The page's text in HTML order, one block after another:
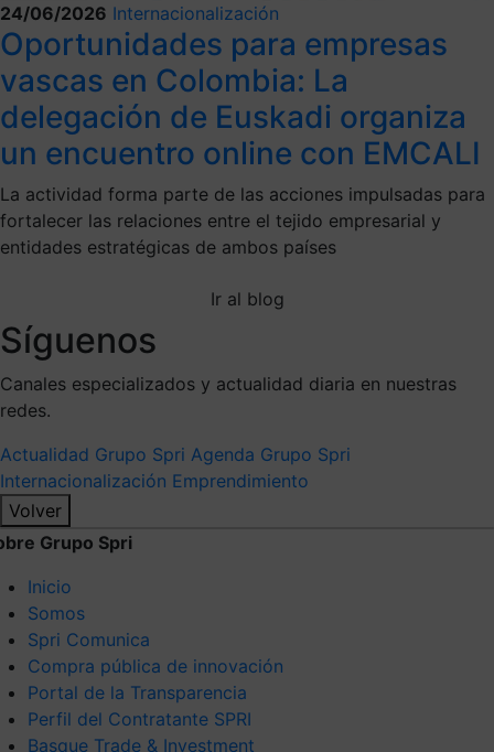
24/06/2026 Internacionalización
Oportunidades para empresas
vascas en Colombia: La
delegación de Euskadi organiza
un encuentro online con EMCALI
La actividad forma parte de las acciones impulsadas para
fortalecer las relaciones entre el tejido empresarial y
entidades estratégicas de ambos países
Ir al blog
Síguenos
Canales especializados y actualidad diaria en nuestras
redes.
Actualidad Grupo Spri Agenda Grupo Spri
Internacionalización Emprendimiento
Volver
Grupo Spri
Inicio
Somos
Spri Comunica
Compra pública de innovación
Portal de la Transparencia
Perfil del Contratante SPRI
Basque Trade & Investment